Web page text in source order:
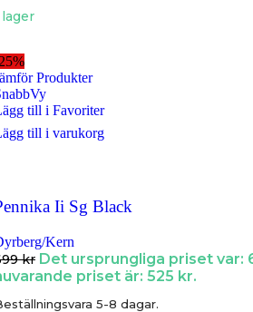
Produkter
till i Favoriter
till i varukorg
Ii Sg Black
Kern
kr Det ursprungliga priset var:
priset är: 525 kr.
5-8 dagar.